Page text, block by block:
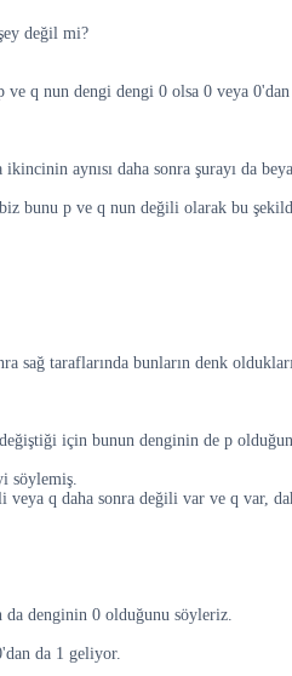
değil mi?
q nun dengi dengi 0 olsa 0 veya
aynısı daha sonra şurayı da
bunu p ve q nun değili olarak bu
taraflarında bunların denk
için bunun denginin de p
söylemiş.
q daha sonra değili var ve q var,
da denginin 0 olduğunu söyleriz.
da 1 geliyor.